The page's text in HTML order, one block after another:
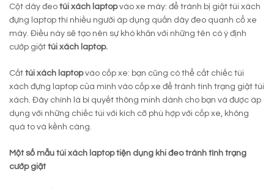
Cột dây đeo túi xách laptopvào xe máy: để tránh bị giật túi xách
đựng laptop thì nhiều người áp dụng quấn dây đeo quanh cổ xe
máy. Điều này sẽ tạo nên sự khó khăn với những tên có ý định
cướp giật túi xách laptop.
Cất túi xách laptopvào cốp xe: bạn cũng có thể cất chiếc túi
xách đựng laptop của mình vào cốp xe để tránh tình trạng giật túi
xách. Đây chính là bí quyết thông minh dành cho bạn và được áp
dụng với những chiếc túi với kích cỡ phù hợp với cốp xe, không
quá to và kềnh càng.
Một số mẫu túi xách laptop tiện dụng khi đeo tránh tình trạng
cướp giật